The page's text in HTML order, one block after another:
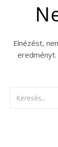
Elnézést,
eredményt.